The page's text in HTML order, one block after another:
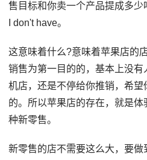
售目标和你卖一个产品提成多少
I don't have。
这意味着什么?意味着苹果店的
销售为第一目的的，基本上没
机店，还是不停给你推销，希望
的。所以苹果店的存在，就是
种新零售。
新零售的店不需要这么大，要做